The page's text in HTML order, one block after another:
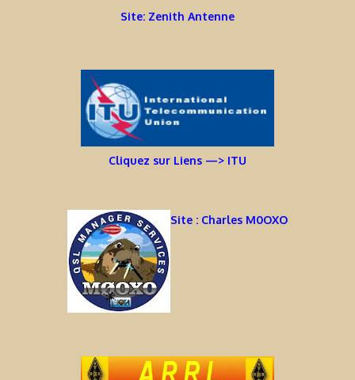
Site: Zenith Antenne
Cliquez sur Liens —> ITU
Site : Charles M0OXO